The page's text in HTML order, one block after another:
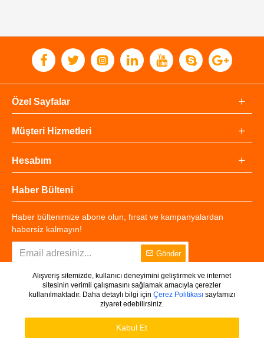
Özel Sayfalar
Müşteri Hizmetleri
Hesabım
Haber Bülteni
Haber bültenimize abone olun, fırsat ve kampanyalardan
habersiz kalmayın!
Gönder
Copyright © 2025 - Tüm Hakları Saklıdır.
Alışveriş sitemizde, kullanıcı deneyimini geliştirmek ve internet
sitesinin verimli çalışmasını sağlamak amacıyla çerezler
kullanılmaktadır. Daha detaylı bilgi için Çerez Politikasısayfamızı
ziyaret edebilirsiniz.
Kabul Et
Ürünleri Filtrele